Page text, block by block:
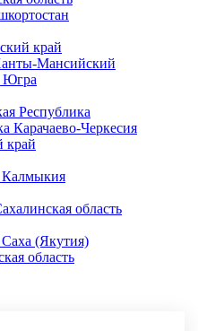
край
Мансийский
Югра
Республика
Карачаево-Черкесия
край
Калмыкия
область
(Якутия)
область